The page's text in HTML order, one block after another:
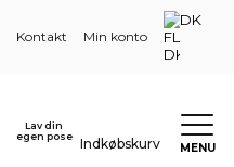
Kontakt Min konto
DK
Lav din
egen pose
Indkøbskurv MENU